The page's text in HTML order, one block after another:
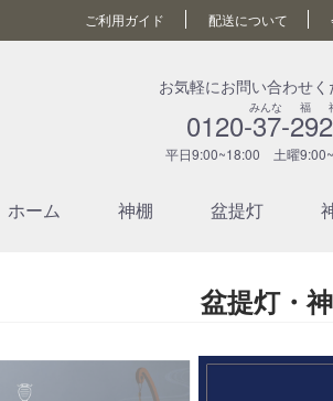
ご利用ガイド 配送について
お気軽にお問い合わせく
みんな 福
0120-37-
平日9:00~18:00 土曜
ホーム 神棚 盆提灯
盆提灯・